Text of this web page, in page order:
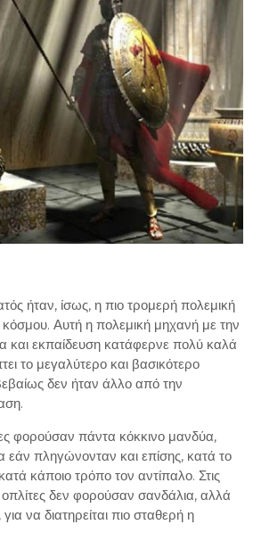
ήταν, ίσως, η πιο τρομερή πολεμική
Αυτή η πολεμική μηχανή με την
και εκπαίδευση κατάφερνε πολύ καλά
το μεγαλύτερο και βασικότερο
δεν ήταν άλλο από την
φορούσαν πάντα κόκκινο μανδύα,
εάν πληγώνονταν και επίσης, κατά το
κάποιο τρόπο τον αντίπαλο. Στις
οπλίτες δεν φορούσαν σανδάλια, αλλά
να διατηρείται πιο σταθερή η